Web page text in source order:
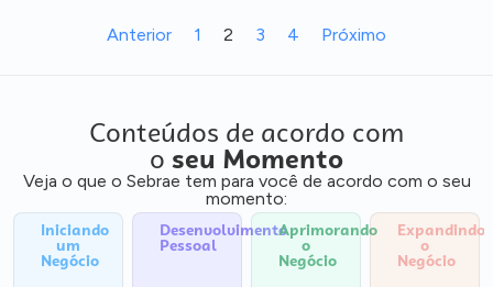
Anterior 1 2 3 4 Próximo
Conteúdos de acordo com
o seu Momento
Veja o que o Sebrae tem para você de acordo com o seu
momento:
Iniciando
um
Negócio
Desenvolvimento
Pessoal
Aprimorando
o
Negócio
Expandindo
o
Negócio